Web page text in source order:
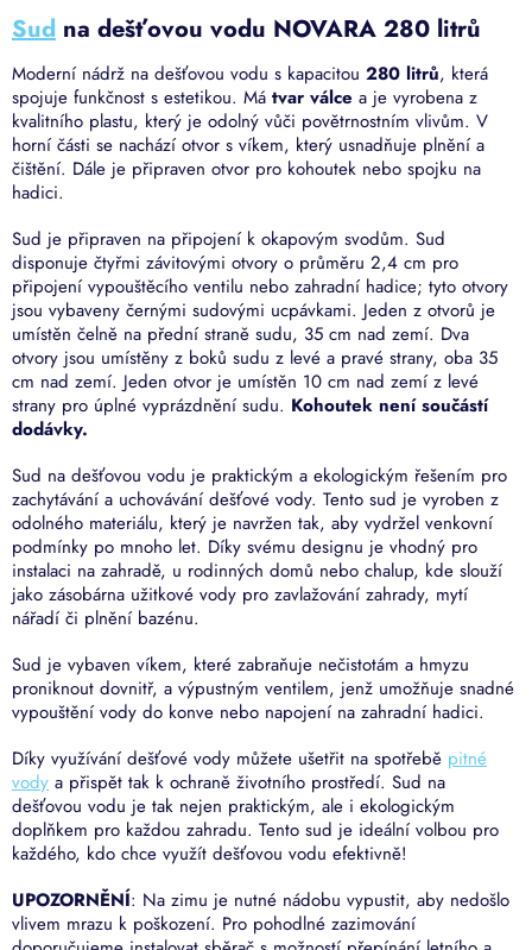
Sud na dešťovou vodu NOVARA 280 litrů
Moderní nádrž na dešťovou vodu s kapacitou 280 litrů, která
spojuje funkčnost s estetikou. Má tvar válce a je vyrobena z
kvalitního plastu, který je odolný vůči povětrnostním vlivům. V
horní části se nachází otvor s víkem, který usnadňuje plnění a
čištění. Dále je připraven otvor pro kohoutek nebo spojku na
hadici.
Sud je připraven na připojení k okapovým svodům. Sud
disponuje čtyřmi závitovými otvory o průměru 2,4 cm pro
připojení vypouštěcího ventilu nebo zahradní hadice; tyto otvory
jsou vybaveny černými sudovými ucpávkami. Jeden z otvorů je
umístěn čelně na přední straně sudu, 35 cm nad zemí. Dva
otvory jsou umístěny z boků sudu z levé a pravé strany, oba 35
cm nad zemí. Jeden otvor je umístěn 10 cm nad zemí z levé
strany pro úplné vyprázdnění sudu. Kohoutek není součástí
dodávky.
Sud na dešťovou vodu je praktickým a ekologickým řešením pro
zachytávání a uchovávání dešťové vody. Tento sud je vyroben z
odolného materiálu, který je navržen tak, aby vydržel venkovní
podmínky po mnoho let. Díky svému designu je vhodný pro
instalaci na zahradě, u rodinných domů nebo chalup, kde slouží
jako zásobárna užitkové vody pro zavlažování zahrady, mytí
nářadí či plnění bazénu.
Sud je vybaven víkem, které zabraňuje nečistotám a hmyzu
proniknout dovnitř, a výpustným ventilem, jenž umožňuje snadné
vypouštění vody do konve nebo napojení na zahradní hadici.
Díky využívání dešťové vody můžete ušetřit na spotřebě pitné
vody a přispět tak k ochraně životního prostředí. Sud na
dešťovou vodu je tak nejen praktickým, ale i ekologickým
doplňkem pro každou zahradu. Tento sud je ideální volbou pro
každého, kdo chce využít dešťovou vodu efektivně!
UPOZORNĚNÍ: Na zimu je nutné nádobu vypustit, aby nedošlo
vlivem mrazu k poškození. Pro pohodlné zazimování